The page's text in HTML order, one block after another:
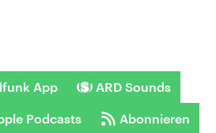
App ARD Sounds
Podcasts Abonnieren